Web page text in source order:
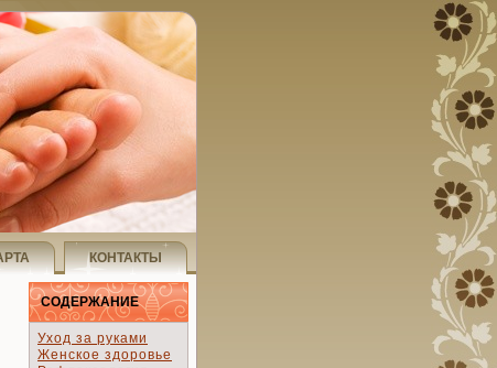
КОНТАКТЫ
СОДЕРЖАНИЕ
Уход за руками
Женское здоровье